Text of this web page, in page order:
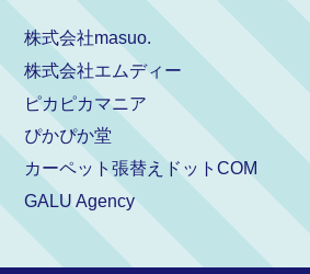
株式会社masuo.
株式会社エムディー
ピカピカマニア
ぴかぴか堂
カーペット張替えドットCOM
GALU Agency